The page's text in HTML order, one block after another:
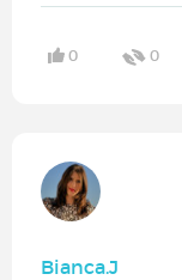
0 0
Bianca.J